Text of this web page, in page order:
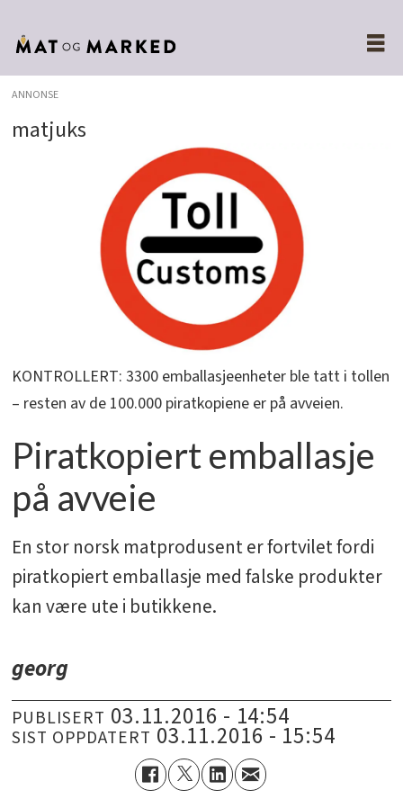
ANNONSE
matjuks
KONTROLLERT: 3300 emballasjeenheter ble tatt i tollen
– resten av de 100.000 piratkopiene er på avveien.
Piratkopiert emballasje
på avveie
En stor norsk matprodusent er fortvilet fordi
piratkopiert emballasje med falske produkter
kan være ute i butikkene.
georg
PUBLISERT 03.11.2016 - 14:54
SIST OPPDATERT 03.11.2016 - 15:54